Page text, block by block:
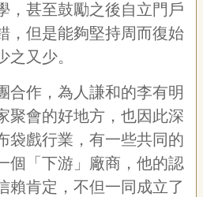
，甚至鼓勵之後自立門戶
，但是能夠堅持周而復始
之又少。
合作，為人謙和的李有明
聚會的好地方，也因此深
袋戲行業，有一些共同的
個「下游」廠商，他的認
賴肯定，不但一同成立了